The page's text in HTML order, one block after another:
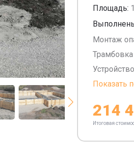
Площадь:
Монтаж
Показать
214
Итоговая